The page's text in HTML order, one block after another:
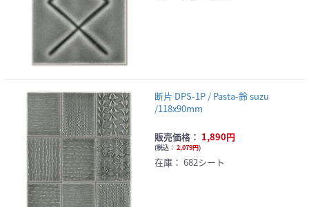
断片 DPS-1P / Pasta-鈴 suzu
/118x90mm
販売価格： 1,890円
(税込： 2,079円)
在庫： 682シート